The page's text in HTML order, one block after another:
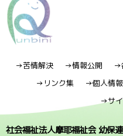
→苦情解決 →情報公開 →
→リンク集
→個人情
→サ
社会福祉法人摩耶福祉会 幼保